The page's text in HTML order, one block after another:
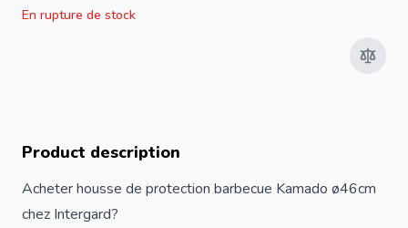
En rupture de stock
Product description
Acheter housse de protection barbecue Kamado ø46cm
chez Intergard?